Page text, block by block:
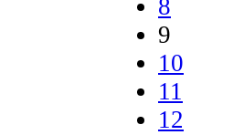
8
9
10
11
12